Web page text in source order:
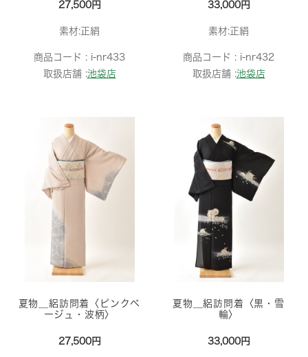
27,500円
素材:正絹
商品コード : i-nr433
取扱店舗 :池袋店
33,000円
素材:正絹
商品コード : i-nr432
取扱店舗 :池袋店
夏物＿絽訪問着〈ピンクベ
ージュ・波柄〉
27,500円
夏物＿絽訪問着〈黒・雪
輪〉
33,000円